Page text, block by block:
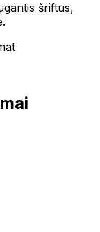
šriftus,